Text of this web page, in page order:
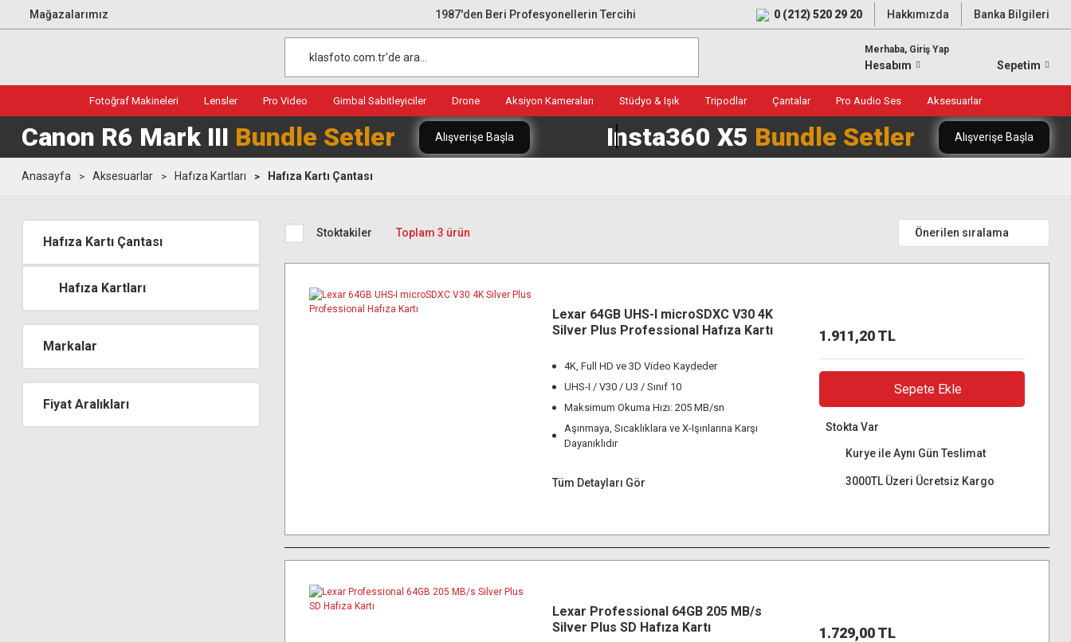
Mağazalarımız 1987'den Beri Profesyonellerin Tercihi 0 (212) 520 29 20 Hakkımızda Banka Bilgileri
Merhaba, Giriş Yap
Hesabım Sepetim
Fotoğraf Makineleri Lensler Pro Video Gimbal Sabitleyiciler Drone Aksiyon Kameraları Stüdyo & Işık Tripodlar Çantalar Pro Audio Ses Aksesuarlar
Canon R6 Mark III Bundle Setler Alışverişe Başla Insta360 X5 Bundle Setler Alışverişe Başla
Anasayfa Aksesuarlar Hafıza Kartları Hafıza Kartı Çantası
Hafıza Kartı Çantası
Hafıza Kartları
Markalar
Fiyat Aralıkları
Stoktakiler Toplam 3 ürün
Lexar 64GB UHS-I microSDXC V30 4K
Silver Plus Professional Hafıza Kartı
4K, Full HD ve 3D Video Kaydeder
UHS-I / V30 / U3 / Sınıf 10
Maksimum Okuma Hızı: 205 MB/sn
Aşınmaya, Sıcaklıklara ve X-Işınlarına Karşı
Dayanıklıdır
Tüm Detayları Gör
1.911,20 TL
Sepete Ekle
Stokta Var
Kurye ile Aynı Gün Teslimat
3000TL Üzeri Ücretsiz Kargo
Lexar Professional 64GB 205 MB/s
Silver Plus SD Hafıza Kartı
1.729,00 TL